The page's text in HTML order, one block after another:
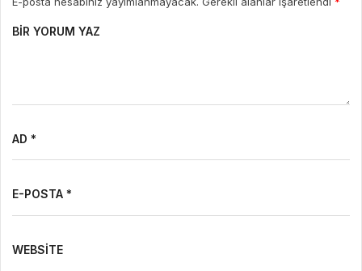
BIR YORUM YAZ
AD *
E-POSTA *
WEBSITE